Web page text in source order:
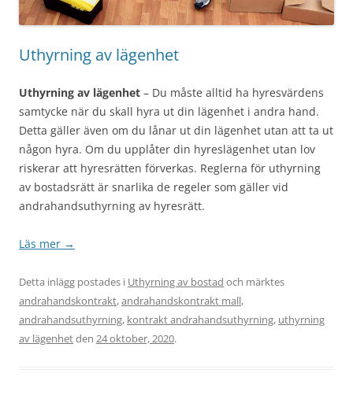
Uthyrning av lägenhet
Uthyrning av lägenhet – Du måste alltid ha hyresvärdens
samtycke när du skall hyra ut din lägenhet i andra hand.
Detta gäller även om du lånar ut din lägenhet utan att ta ut
någon hyra. Om du upplåter din hyreslägenhet utan lov
riskerar att hyresrätten förverkas. Reglerna för uthyrning
av bostadsrätt är snarlika de regeler som gäller vid
andrahandsuthyrning av hyresrätt.
Läs mer →
Detta inlägg postades i Uthyrning av bostad och märktes
andrahandskontrakt,andrahandskontrakt mall,
andrahandsuthyrning, kontrakt andrahandsuthyrning, uthyrning
av lägenhetden 24 oktober, 2020.